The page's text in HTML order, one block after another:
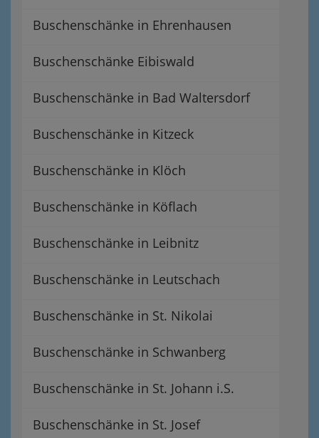
Buschenschänke in Ehrenhausen
Buschenschänke Eibiswald
Buschenschänke in Bad Waltersdorf
Buschenschänke in Kitzeck
Buschenschänke in Klöch
Buschenschänke in Köflach
Buschenschänke in Leibnitz
Buschenschänke in Leutschach
Buschenschänke in St. Nikolai
Buschenschänke in Schwanberg
Buschenschänke in St. Johann i.S.
Buschenschänke in St. Josef